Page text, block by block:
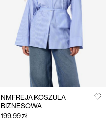
NMFREJA KOSZULA
BIZNESOWA
199,99 zł